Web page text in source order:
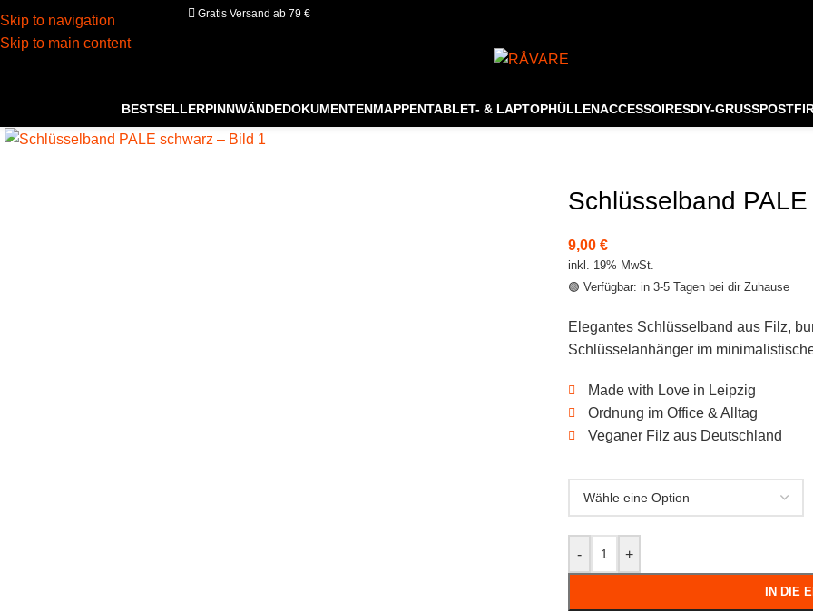
Skip to navigation
Skip to main content
Gratis Versand ab 79 €
BESTSELLERPINNWÄNDEDOKUMENTENMAPPENTABLET- & LAPTOPHÜLLENACCESSOIRESDIY-GRUSSPOST
Schlüsselband
9,00 €
inkl. 19% MwSt.
🟢 Verfügbar: in 3-5 Tagen bei dir Zuhause
Elegantes Schlüsselband aus Filz,
Schlüsselanhänger im
Made with Love in Leipzig
Ordnung im Office & Alltag
Veganer Filz aus Deutschland
- +
IN DIE